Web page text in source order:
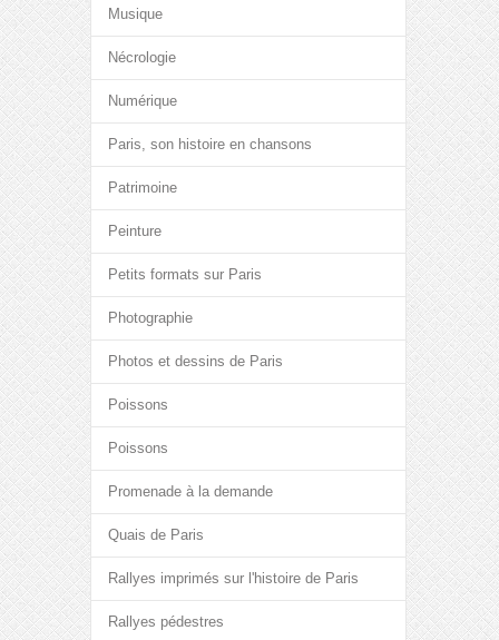
Musique
Nécrologie
Numérique
Paris, son histoire en chansons
Patrimoine
Peinture
Petits formats sur Paris
Photographie
Photos et dessins de Paris
Poissons
Poissons
Promenade à la demande
Quais de Paris
Rallyes imprimés sur l'histoire de Paris
Rallyes pédestres